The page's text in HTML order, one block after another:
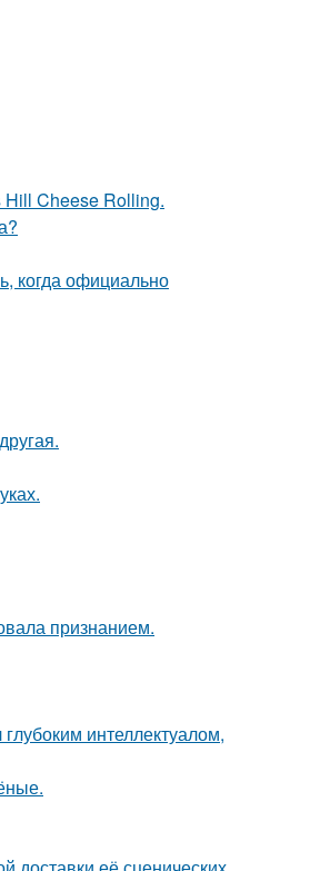
Hill Cheese Rolling.
когда официально
признанием.
интеллектуалом,